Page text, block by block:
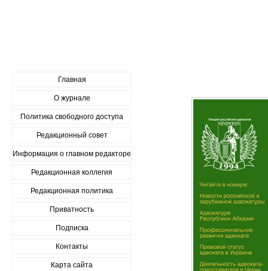
Главная
О журнале
Политика свободного доступа
Редакционный совет
Информация о главном редакторе
Редакционная коллегия
Редакционная политика
Приватность
Подписка
Контакты
Карта сайта